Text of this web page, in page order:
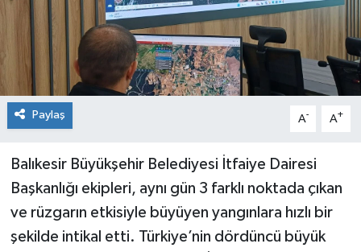
Paylaş A- A+
Balıkesir Büyükşehir Belediyesi İtfaiye Dairesi
Başkanlığı ekipleri, aynı gün 3 farklı noktada çıkan
ve rüzgarın etkisiyle büyüyen yangınlara hızlı bir
şekilde intikal etti. Türkiye’nin dördüncü büyük